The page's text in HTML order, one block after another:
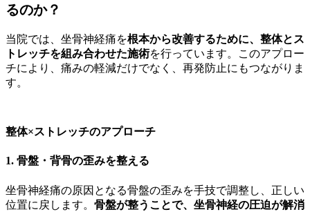
るのか？
当院では、坐骨神経痛を根本から改善するために、整体とス
トレッチを組み合わせた施術を行っています。このアプロー
チにより、痛みの軽減だけでなく、再発防止にもつながりま
す。
整体×ストレッチのアプローチ
1. 骨盤・背骨の歪みを整える
坐骨神経痛の原因となる骨盤の歪みを手技で調整し、正しい
位置に戻します。 骨盤が整うことで、坐骨神経の圧迫が解消